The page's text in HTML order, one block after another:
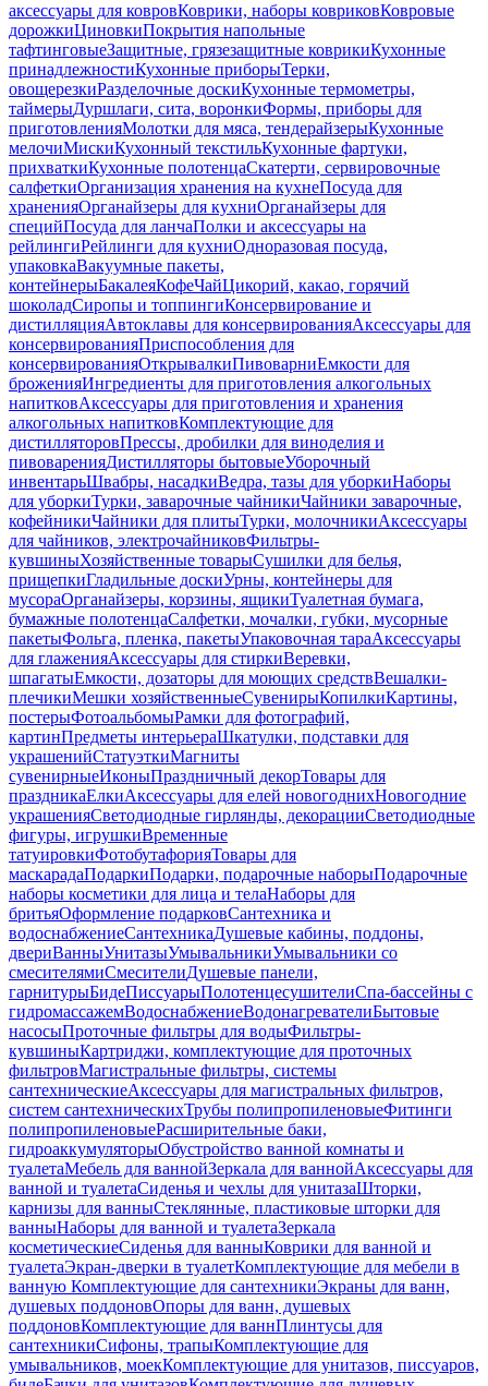
аксессуары для ковровКоврики, наборы ковриковКовровые
дорожкиЦиновкиПокрытия напольные
тафтинговыеЗащитные, грязезащитные коврикиКухонные
принадлежностиКухонные приборыТерки,
овощерезкиРазделочные доскиКухонные термометры,
таймерыДуршлаги, сита, воронкиФормы, приборы для
приготовленияМолотки для мяса, тендерайзерыКухонные
мелочиМискиКухонный текстильКухонные фартуки,
прихваткиКухонные полотенцаСкатерти, сервировочные
салфеткиОрганизация хранения на кухнеПосуда для
храненияОрганайзеры для кухниОрганайзеры для
специйПосуда для ланчаПолки и аксессуары на
рейлингиРейлинги для кухниОдноразовая посуда,
упаковкаВакуумные пакеты,
контейнерыБакалеяКофеЧайЦикорий, какао, горячий
шоколадСиропы и топпингиКонсервирование и
дистилляцияАвтоклавы для консервированияАксессуары для
консервированияПриспособления для
консервированияОткрывалкиПивоварниЕмкости для
броженияИнгредиенты для приготовления алкогольных
напитковАксессуары для приготовления и хранения
алкогольных напитковКомплектующие для
дистилляторовПрессы, дробилки для виноделия и
пивоваренияДистилляторы бытовыеУборочный
инвентарьШвабры, насадкиВедра, тазы для уборкиНаборы
для уборкиТурки, заварочные чайникиЧайники заварочные,
кофейникиЧайники для плитыТурки, молочникиАксессуары
для чайников, электрочайниковФильтры-
кувшиныХозяйственные товарыСушилки для белья,
прищепкиГладильные доскиУрны, контейнеры для
мусораОрганайзеры, корзины, ящикиТуалетная бумага,
бумажные полотенцаСалфетки, мочалки, губки, мусорные
пакетыФольга, пленка, пакетыУпаковочная тараАксессуары
для глаженияАксессуары для стиркиВеревки,
шпагатыЕмкости, дозаторы для моющих средствВешалки-
плечикиМешки хозяйственныеСувенирыКопилкиКартины,
постерыФотоальбомыРамки для фотографий,
картинПредметы интерьераШкатулки, подставки для
украшенийСтатуэткиМагниты
сувенирныеИконыПраздничный декорТовары для
праздникаЕлкиАксессуары для елей новогоднихНовогодние
украшенияСветодиодные гирлянды, декорацииСветодиодные
фигуры, игрушкиВременные
татуировкиФотобутафорияТовары для
маскарадаПодаркиПодарки, подарочные наборыПодарочные
наборы косметики для лица и телаНаборы для
бритьяОформление подарковСантехника и
водоснабжениеСантехникаДушевые кабины, поддоны,
двериВанныУнитазыУмывальникиУмывальники со
смесителямиСмесителиДушевые панели,
гарнитурыБидеПиссуарыПолотенцесушителиСпа-бассейны с
гидромассажемВодоснабжениеВодонагревателиБытовые
насосыПроточные фильтры для водыФильтры-
кувшиныКартриджи, комплектующие для проточных
фильтровМагистральные фильтры, системы
сантехническиеАксессуары для магистральных фильтров,
систем сантехническихТрубы полипропиленовыеФитинги
полипропиленовыеРасширительные баки,
гидроаккумуляторыОбустройство ванной комнаты и
туалетаМебель для ваннойЗеркала для ваннойАксессуары для
ванной и туалетаСиденья и чехлы для унитазаШторки,
карнизы для ванныСтеклянные, пластиковые шторки для
ванныНаборы для ванной и туалетаЗеркала
косметическиеСиденья для ванныКоврики для ванной и
туалетаЭкран-дверки в туалетКомплектующие для мебели в
ванную Комплектующие для сантехникиЭкраны для ванн,
душевых поддоновОпоры для ванн, душевых
поддоновКомплектующие для ваннПлинтусы для
сантехникиСифоны, трапыКомплектующие для
умывальников, моекКомплектующие для унитазов, писсуаров,